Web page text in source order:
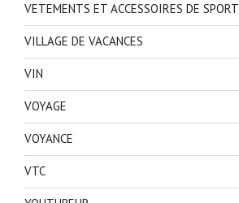
VETEMENTS ET ACCESSOIRES DE SPORT
VILLAGE DE VACANCES
VIN
VOYAGE
VOYANCE
VTC